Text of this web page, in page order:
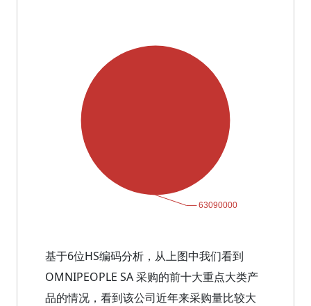
基于6位HS编码分析，从上图中我们看到
OMNIPEOPLE SA 采购的前十大重点大类产
品的情况，看到该公司近年来采购量比较大